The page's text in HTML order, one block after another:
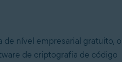
nível empresarial gratuito, o
de criptografia de código